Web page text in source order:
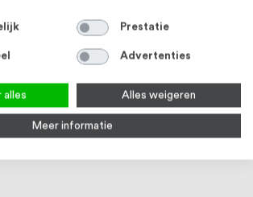
Prestatie
Advertenties
Alles weigeren
Meer informatie